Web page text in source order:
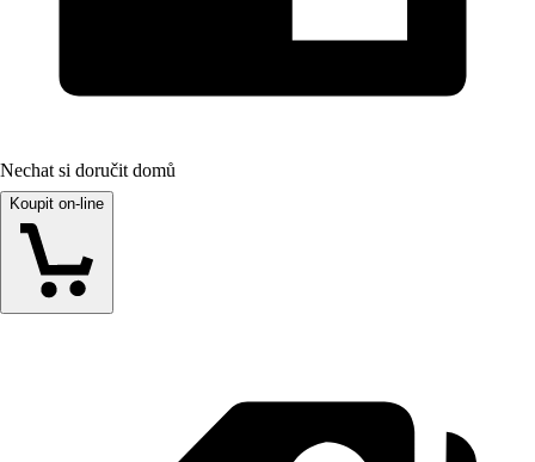
Nechat si doručit domů
Koupit on-line